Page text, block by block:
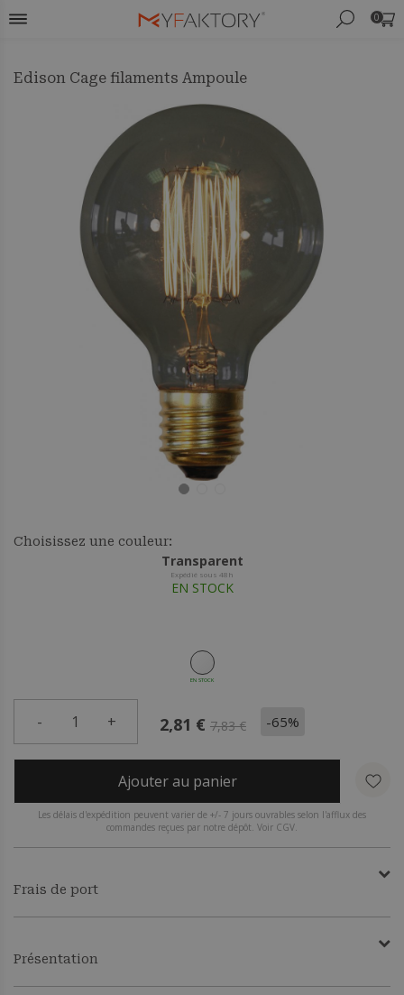
0
Edison Cage filaments Ampoule
Choisissez une couleur:
Transparent
Expédié sous 48h
EN STOCK
EN STOCK
- 1 + 2,81 € 7,83 € -65%
Ajouter au panier
Les délais d'expédition peuvent varier de +/- 7 jours ouvrables selon l'afflux des
commandes reçues par notre dépôt. Voir CGV.
Frais de port
Présentation